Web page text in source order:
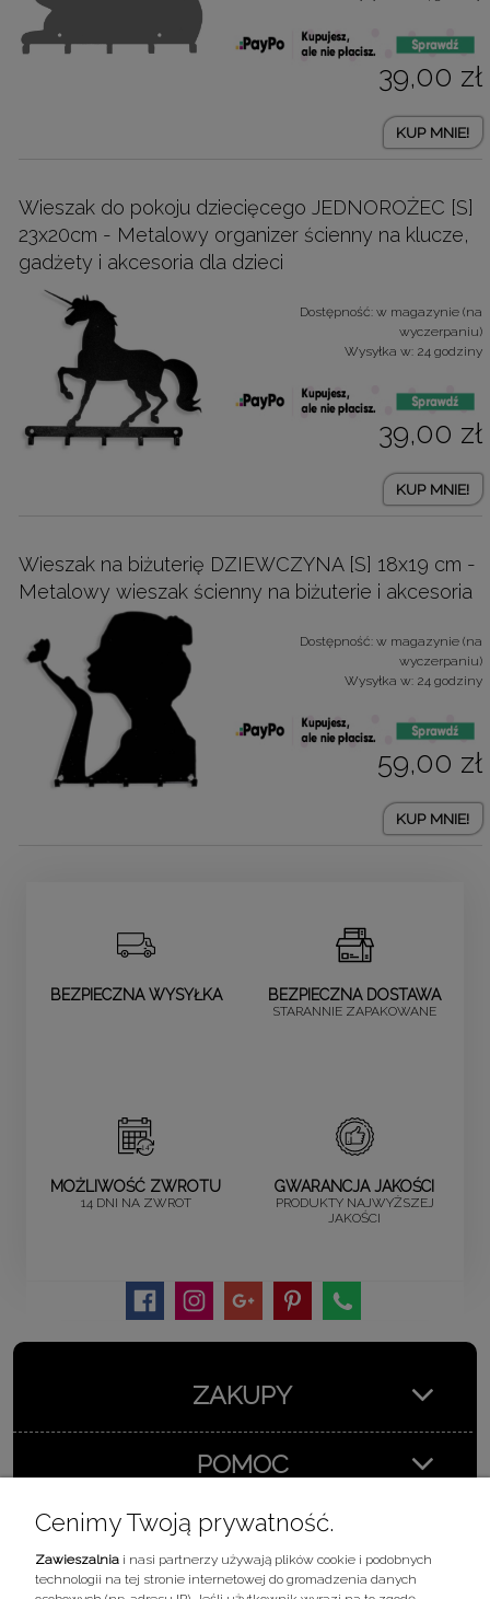
39,00 zł
KUP MNIE!
Wieszak do pokoju dziecięcego JEDNOROŻEC [S]
23x20cm - Metalowy organizer ścienny na klucze,
gadżety i akcesoria dla dzieci
Dostępność: w magazynie (na
wyczerpaniu)
Wysyłka w: 24 godziny
39,00 zł
KUP MNIE!
Wieszak na biżuterię DZIEWCZYNA [S] 18x19 cm -
Metalowy wieszak ścienny na biżuterie i akcesoria
Dostępność: w magazynie (na
wyczerpaniu)
Wysyłka w: 24 godziny
59,00 zł
KUP MNIE!
BEZPIECZNA WYSYŁKA BEZPIECZNA DOSTAWA
STARANNIE ZAPAKOWANE
MOŻLIWOŚĆ ZWROTU
14 DNI NA ZWROT
GWARANCJA JAKOŚCI
PRODUKTY NAJWYŻSZEJ
JAKOŚCI
ZAKUPY
POMOC
MOJE KONTO
Cenimy Twoją prywatność.
Zawieszalnia i nasi partnerzy używają plików cookie i podobnych
technologii na tej stronie internetowej do gromadzenia danych